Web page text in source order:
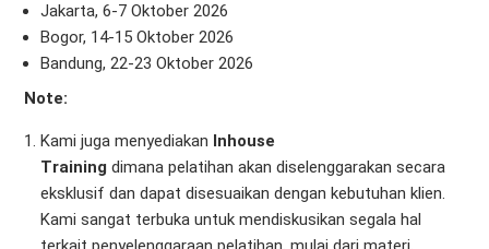
Jakarta, 6-7 Oktober 2026
Bogor, 14-15 Oktober 2026
Bandung, 22-23 Oktober 2026
Note:
Kami juga menyediakan Inhouse
Training dimana pelatihan akan diselenggarakan secara
eksklusif dan dapat disesuaikan dengan kebutuhan klien.
Kami sangat terbuka untuk mendiskusikan segala hal